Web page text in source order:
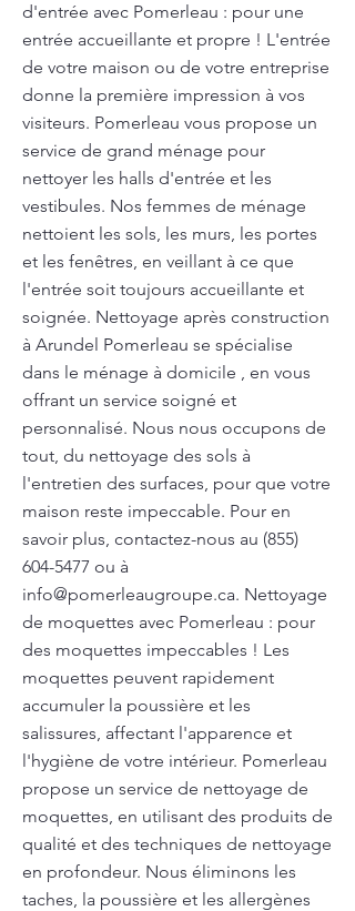
d'entrée avec Pomerleau : pour une
entrée accueillante et propre ! L'entrée
de votre maison ou de votre entreprise
donne la première impression à vos
visiteurs. Pomerleau vous propose un
service de grand ménage pour
nettoyer les halls d'entrée et les
vestibules. Nos femmes de ménage
nettoient les sols, les murs, les portes
et les fenêtres, en veillant à ce que
l'entrée soit toujours accueillante et
soignée. Nettoyage après construction
à Arundel Pomerleau se spécialise
dans le ménage à domicile , en vous
offrant un service soigné et
personnalisé. Nous nous occupons de
tout, du nettoyage des sols à
l'entretien des surfaces, pour que votre
maison reste impeccable. Pour en
savoir plus, contactez-nous au (855)
604-5477 ou à
info@pomerleaugroupe.ca. Nettoyage
de moquettes avec Pomerleau : pour
des moquettes impeccables ! Les
moquettes peuvent rapidement
accumuler la poussière et les
salissures, affectant l'apparence et
l'hygiène de votre intérieur. Pomerleau
propose un service de nettoyage de
moquettes, en utilisant des produits de
qualité et des techniques de nettoyage
en profondeur. Nous éliminons les
taches, la poussière et les allergènes